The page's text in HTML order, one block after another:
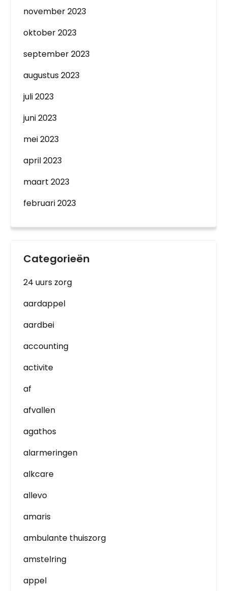
november 2023
oktober 2023
september 2023
augustus 2023
juli 2023
juni 2023
mei 2023
april 2023
maart 2023
februari 2023
Categorieën
24 uurs zorg
aardappel
aardbei
accounting
activite
af
afvallen
agathos
alarmeringen
alkcare
allevo
amaris
ambulante thuiszorg
amstelring
appel